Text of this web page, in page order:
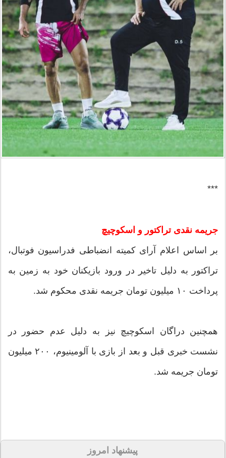
***
جریمه نقدی تراکتور و اسکوچیچ
بر اساس اعلام آرای کمیته انضباطی فدراسیون فوتبال،
تراکتور به دلیل تاخیر در ورود بازیکنان خود به زمین به
پرداخت ۱۰ میلیون تومان جریمه نقدی محکوم شد.
همچنین دراگان اسکوچیچ نیز به دلیل عدم حضور در
نشست خبری قبل و بعد از بازی با آلومینیوم، ۲۰۰ میلیون
تومان جریمه شد.
پیشنهاد امروز